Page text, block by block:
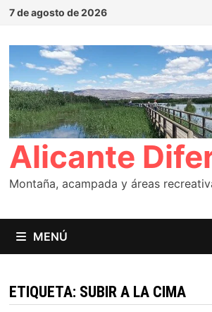
Saltar
contenido
7 de agosto de 2026
Alicante
Montaña, acampada y áreas
MENÚ
ETIQUETA: SUBIR A LA CIMA